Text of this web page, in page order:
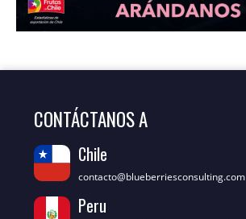
CONTÁCTANOS A
Chile
contacto@blueberriesconsulting.com
Peru